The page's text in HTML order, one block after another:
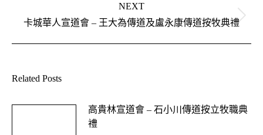
NEXT
Next
post:
卡城華人宣道會 – 王大為傳道及盧永康傳道按牧典禮
Related Posts
高貴林宣道會 – 石小川傳道按立牧職典
禮